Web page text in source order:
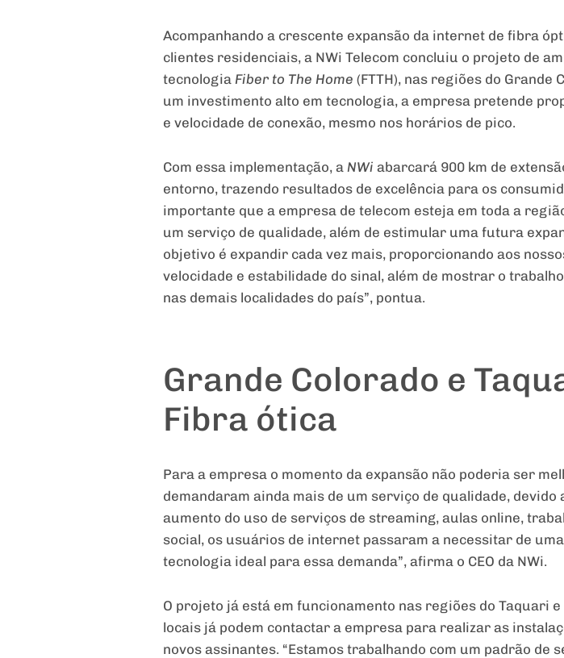
Acompanhando a crescente expansão da internet de fibra
clientes residenciais, a NWi Telecom concluiu o projeto de
tecnologia Fiber to The Home (FTTH), nas regiões do Grande
um investimento alto em tecnologia, a empresa pretende
e velocidade de conexão, mesmo nos horários de pico.
Com essa implementação, a NWi abarcará 900 km de
entorno, trazendo resultados de excelência para os
importante que a empresa de telecom esteja em toda a
um serviço de qualidade, além de estimular uma futura
objetivo é expandir cada vez mais, proporcionando aos
velocidade e estabilidade do sinal, além de mostrar o
nas demais localidades do país”, pontua.
Grande Colorado e
Fibra ótica
Para a empresa o momento da expansão não poderia ser
demandaram ainda mais de um serviço de qualidade, devido
aumento do uso de serviços de streaming, aulas online,
social, os usuários de internet passaram a necessitar de
tecnologia ideal para essa demanda”, afirma o CEO da NWi.
O projeto já está em funcionamento nas regiões do Taquari
locais já podem contactar a empresa para realizar as
novos assinantes. “Estamos trabalhando com um padrão